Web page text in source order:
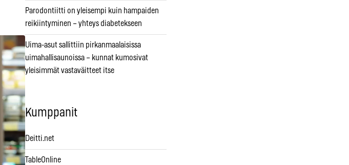
Parodontiitti on yleisempi kuin hampaiden
reikiintyminen – yhteys diabetekseen
Uima-asut sallittiin pirkanmaalaisissa
uimahallisaunoissa – kunnat kumosivat
yleisimmät vastaväitteet itse
Kumppanit
Deitti.net
TableOnline